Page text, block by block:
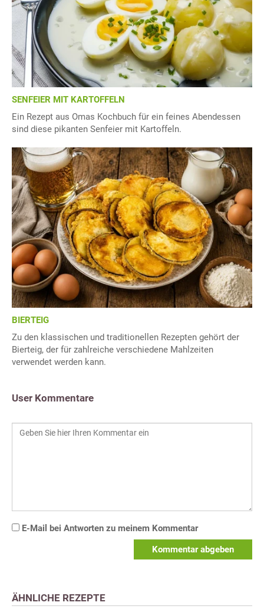
SENFEIER MIT KARTOFFELN
Ein Rezept aus Omas Kochbuch für ein feines Abendessen
sind diese pikanten Senfeier mit Kartoffeln.
BIERTEIG
Zu den klassischen und traditionellen Rezepten gehört der
Bierteig, der für zahlreiche verschiedene Mahlzeiten
verwendet werden kann.
User Kommentare
E-Mail bei Antworten zu meinem Kommentar
Kommentar abgeben
ÄHNLICHE REZEPTE